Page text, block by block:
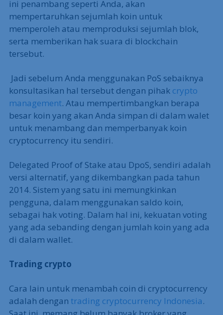
ini penambang seperti Anda, akan
mempertaruhkan sejumlah koin untuk
memperoleh atau memproduksi sejumlah blok,
serta memberikan hak suara di blockchain
tersebut.
Jadi sebelum Anda menggunakan PoS sebaiknya
konsultasikan hal tersebut dengan pihak crypto
management. Atau mempertimbangkan berapa
besar koin yang akan Anda simpan di dalam walet
untuk menambang dan memperbanyak koin
cryptocurrency itu sendiri.
Delegated Proof of Stake atau DpoS, sendiri adalah
versi alternatif, yang dikembangkan pada tahun
2014. Sistem yang satu ini memungkinkan
pengguna, dalam menggunakan saldo koin,
sebagai hak voting. Dalam hal ini, kekuatan voting
yang ada sebanding dengan jumlah koin yang ada
di dalam wallet.
Trading crypto
Cara lain untuk menambah coin di cryptocurrency
adalah dengan trading cryptocurrency Indonesia.